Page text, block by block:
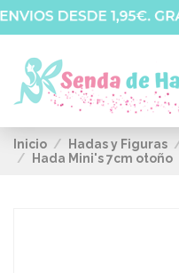
Inicio Hadas y Figuras
Hada Mini's 7cm otoño